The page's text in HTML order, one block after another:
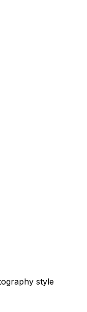
style